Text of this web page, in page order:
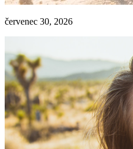
červenec 30, 2026